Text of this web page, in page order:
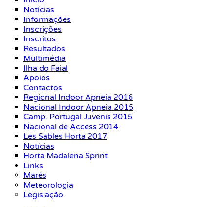
Notícias
Informações
Inscrições
Inscritos
Resultados
Multimédia
Ilha do Faial
Apoios
Contactos
Regional Indoor Apneia 2016
Nacional Indoor Apneia 2015
Camp. Portugal Juvenis 2015
Nacional de Access 2014
Les Sables Horta 2017
Notícias
Horta Madalena Sprint
Links
Marés
Meteorologia
Legislação